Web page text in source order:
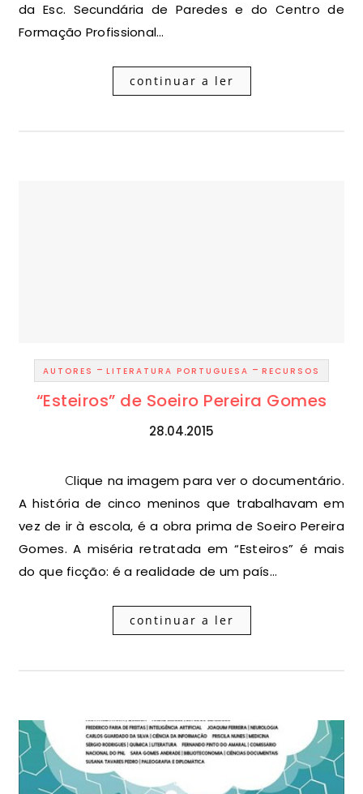
da Esc. Secundária de Paredes e do Centro de
Formação Profissional…
continuar a ler
AUTORES - LITERATURA PORTUGUESA - RECURSOS
“Esteiros” de Soeiro Pereira Gomes
28.04.2015
Clique na imagem para ver o documentário.
A história de cinco meninos que trabalhavam em
vez de ir à escola, é a obra prima de Soeiro Pereira
Gomes. A miséria retratada em “Esteiros” é mais
do que ficção: é a realidade de um país…
continuar a ler